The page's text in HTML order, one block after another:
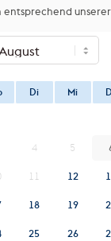
Di Mi
4 5
11 12
18 19
25 26